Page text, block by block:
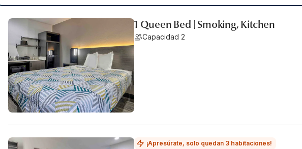
1 Queen Bed | Smoking, Kitchen
Capacidad 2
¡Apresúrate, solo quedan 3 habitaciones!